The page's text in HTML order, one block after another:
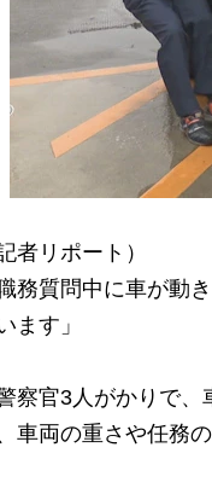
記者リポート）
職務質問中に車が動
ます」
察官3人がかりで、
車両の重さや任務